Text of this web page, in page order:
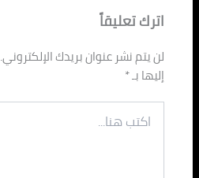
اترك تعليقاً
لن يتم نشر عنوان بريدك الإلكتروني.
إليها بـ*
اكتب
هنا...